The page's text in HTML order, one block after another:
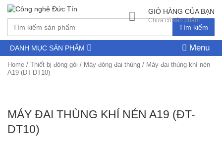
Tìm kiếm
GIỎ HÀNG CỦA BẠN
Chưa có sản phẩm
DANH MỤC SẢN PHẨM Menu
Home / Thiết bị đóng gói / Máy đóng đai thùng / Máy đai thùng khí nén
A19 (ĐT-DT10)
MÁY ĐAI THÙNG KHÍ NÉN A19 (ĐT-
DT10)